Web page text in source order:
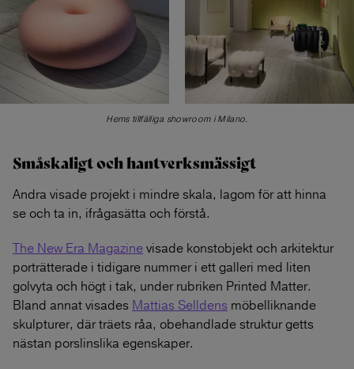
Hems tillfälliga showroom i Milano.
Småskaligt och hantverksmässigt
Andra visade projekt i mindre skala, lagom för att hinna
se och ta in, ifrågasätta och förstå.
The New Era Magazinevisade konstobjekt och arkitektur
porträtterade i tidigare nummer i ett galleri med liten
golvyta och högt i tak, under rubriken Printed Matter.
Bland annat visades Mattias Selldens möbelliknande
skulpturer, där träets råa, obehandlade struktur getts
nästan porslinslika egenskaper.